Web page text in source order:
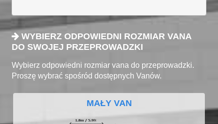
WYBIERZ ODPOWIEDNI ROZMIAR VANA
DO SWOJEJ PRZEPROWADZKI
Wybierz odpowiedni rozmiar vana do przeprowadzki.
Proszę wybrać spośród dostępnych Vanów.
MAŁY VAN